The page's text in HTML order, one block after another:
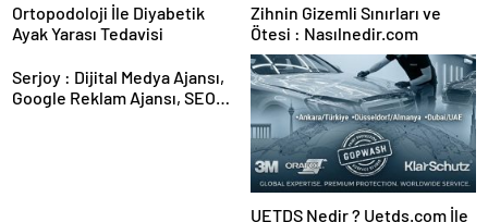
Ortopodoloji İle Diyabetik
Ayak Yarası Tedavisi
Zihnin Gizemli Sınırları ve
Ötesi : Nasılnedir.com
Serjoy : Dijital Medya Ajansı,
Google Reklam Ajansı, SEO
UETDS Nedir ? Uetds.com İle